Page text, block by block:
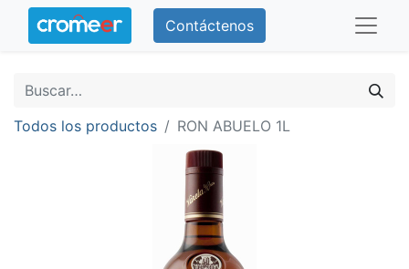
Contáctenos
Todos los productos RON ABUELO 1L